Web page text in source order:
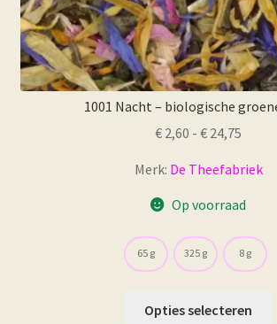
1001 Nacht – biologische
€ 2,60 - € 24,75
tot
€ 24,75
Merk: De Theefabriek
Op voorraad
65 g 325 g 8 g
Opties selecteren